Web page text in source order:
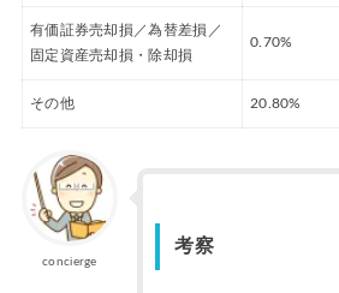
有価証券売却損／為替差損／
固定資産売却損・除却損
0.70%
その他 20.80%
concierge
考察